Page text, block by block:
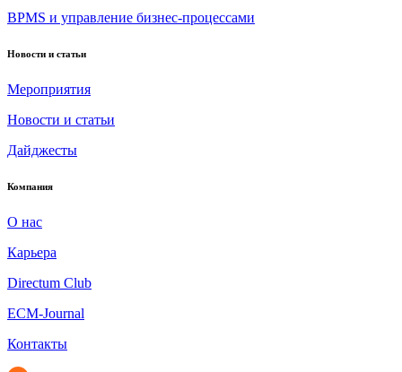
BPMS и управление бизнес-процессами
Новости и статьи
Мероприятия
Новости и статьи
Дайджесты
Компания
О нас
Карьера
Directum Club
ECM-Journal
Контакты